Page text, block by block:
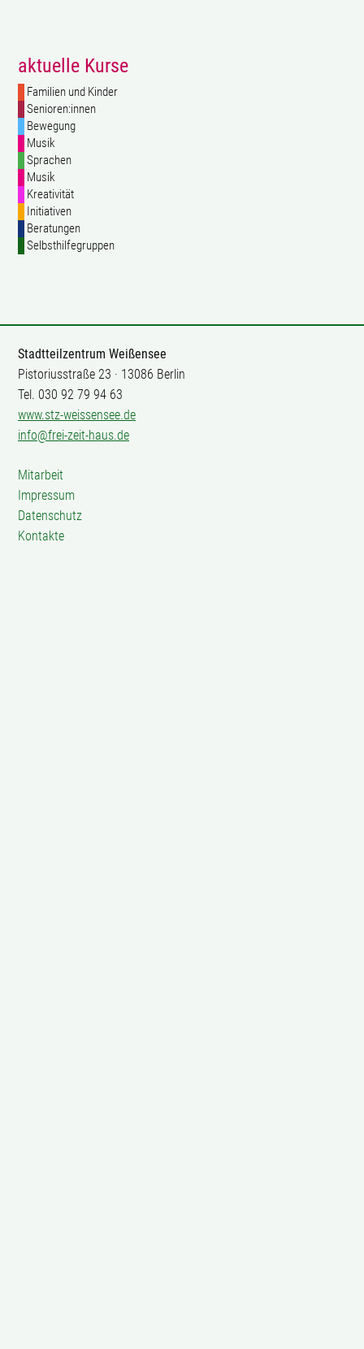
aktuelle Kurse
Familien und Kinder
Senioren:innen
Bewegung
Musik
Sprachen
Musik
Kreativität
Initiativen
Beratungen
Selbsthilfegruppen
Stadtteilzentrum Weißensee
Pistoriusstraße 23 · 13086 Berlin
Tel. 030 92 79 94 63
www.stz-weissensee.de
info@frei-zeit-haus.de
Mitarbeit
Impressum
Datenschutz
Kontakte